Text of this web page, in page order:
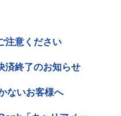
注意ください
済終了のお知らせ
ないお客様へ